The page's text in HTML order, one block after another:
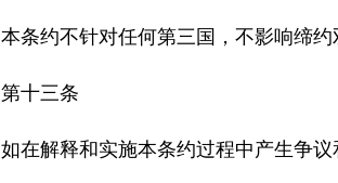
本条约不针对任何第三国，不影响缔
第十三条
如在解释和实施本条约过程中产生争